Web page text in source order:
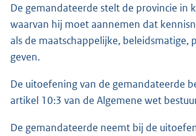
De gemandateerde stelt de provincie in
waarvan hij moet aannemen dat
als de maatschappelijke,
geven.
De uitoefening van de gemandateerde
artikel 10:3 van de Algemene wet
De gemandateerde neemt bij de